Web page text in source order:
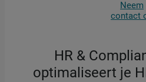
Neem
contact
HR &
optimaliseert je